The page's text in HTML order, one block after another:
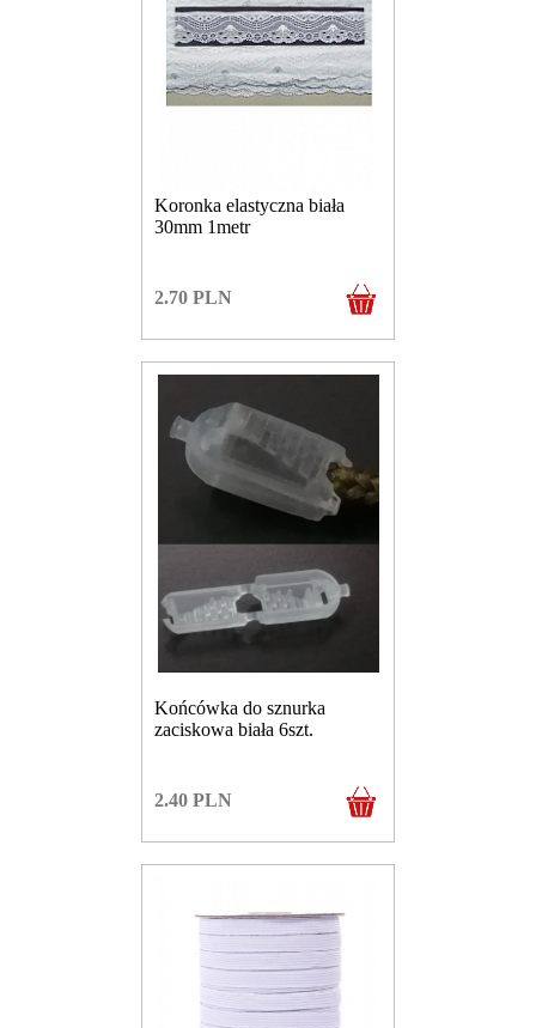
Koronka elastyczna biała
30mm 1metr
2.70 PLN
Końcówka do sznurka
zaciskowa biała 6szt.
2.40 PLN